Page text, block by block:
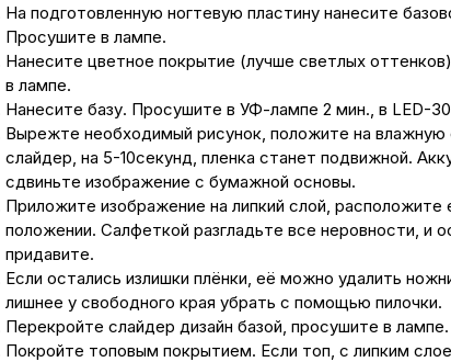
На подготовленную ногтевую пластину нанесите
Просушите в лампе.
Нанесите цветное покрытие (лучше светлых
в лампе.
Нанесите базу. Просушите в УФ-лампе 2 мин., в LED-
Вырежте необходимый рисунок, положите на влажную
слайдер, на 5-10секунд, пленка станет подвижной.
сдвиньте изображение с бумажной основы.
Приложите изображение на липкий слой, расположите
положении. Салфеткой разгладьте все неровности, и
придавите.
Если остались излишки плёнки, её можно удалить
лишнее у свободного края убрать с помощью пилочки.
Перекройте слайдер дизайн базой, просушите в лампе.
Покройте топовым покрытием. Если топ, с липким